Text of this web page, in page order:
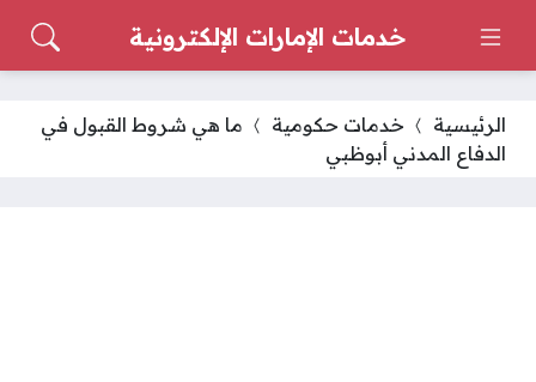
خدمات الإمارات الإلكترونية
الرئيسية خدمات حكومية
ما هي شروط القبول في
الدفاع المدني أبوظبي